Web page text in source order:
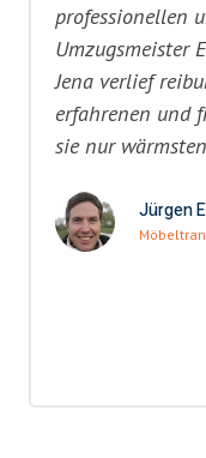
professionellen
Umzugsmeister
Jena verlief
erfahrenen und
sie nur
Jürgen